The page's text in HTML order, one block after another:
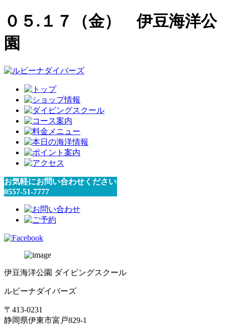
０５.１７（金） 伊豆海洋公
園
お気軽にお問い合わせください
0557-51-7777
伊豆海洋公園 ダイビングスクール
ルビーナダイバーズ
〒413-0231
静岡県伊東市富戸829-1